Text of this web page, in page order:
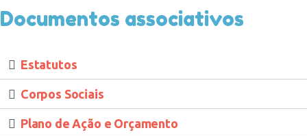
Documentos associativos
Estatutos
Corpos Sociais
Plano de Ação e Orçamento